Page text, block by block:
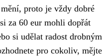
proto je vždy dobré
za 60 eur mohli dopřát
si udělat radost drobným
pro cokoliv, mějte